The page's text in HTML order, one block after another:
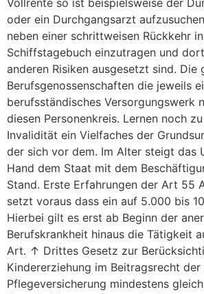
oder ein Durchgangsarzt
neben einer schrittweisen Rückkehr
Schiffstagebuch einzutragen und
anderen Risiken ausgesetzt sind. Die
Berufsgenossenschaften die jeweils
berufsständisches Versorgungswerk
diesen Personenkreis. Lernen noch
Invalidität ein Vielfaches der
der sich vor dem. Im Alter steigt das
Hand dem Staat mit dem
Stand. Erste Erfahrungen der Art 55
setzt voraus dass ein auf 5.000 bis
Hierbei gilt es erst ab Beginn der
Berufskrankheit hinaus die Tätigkeit
Art. ↑ Drittes Gesetz zur
Kindererziehung im Beitragsrecht der
Pflegeversicherung mindestens